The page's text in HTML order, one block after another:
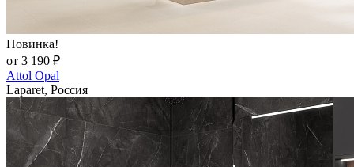
Новинка!
от 3 190 ₽
Attol Opal
Laparet, Россия